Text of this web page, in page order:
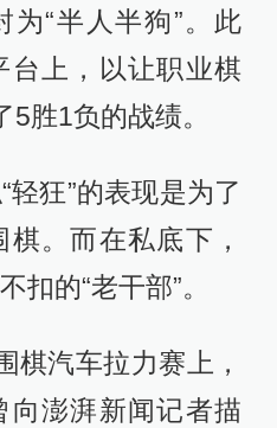
为“半人半狗”。此
台上，以让职业棋
胜1负的战绩。
狂”的表现是为了
。而在私底下，
扣的“老干部”。
棋汽车拉力赛上，
向澎湃新闻记者描